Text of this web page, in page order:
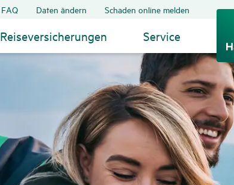
FAQ Daten ändern Schaden online melden
Reiseversicherungen Service